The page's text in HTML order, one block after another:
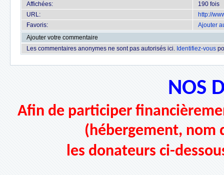
Affichées:
190 fois
URL:
http://
Favoris:
Ajouter
Ajouter votre commentaire
Les commentaires anonymes ne sont pas autorisés ici. Identifiez-vous
NOS
Afin de participer
(hébergement,
les donateurs ci-